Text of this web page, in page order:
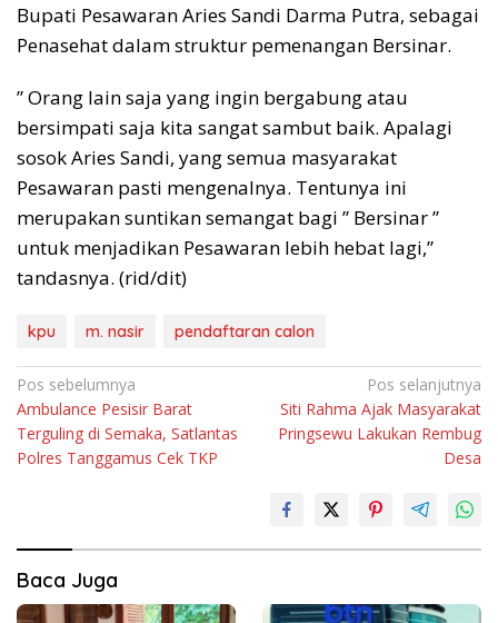
Bupati Pesawaran Aries Sandi Darma Putra, sebagai
Penasehat dalam struktur pemenangan Bersinar.
” Orang lain saja yang ingin bergabung atau
bersimpati saja kita sangat sambut baik. Apalagi
sosok Aries Sandi, yang semua masyarakat
Pesawaran pasti mengenalnya. Tentunya ini
merupakan suntikan semangat bagi ” Bersinar ”
untuk menjadikan Pesawaran lebih hebat lagi,”
tandasnya. (rid/dit)
kpu m. nasir pendaftaran calon
Navigasi
pos
Pos sebelumnya
Ambulance Pesisir Barat
Terguling di Semaka, Satlantas
Polres Tanggamus Cek TKP
Pos selanjutnya
Siti Rahma Ajak Masyarakat
Pringsewu Lakukan Rembug
Desa
Baca Juga